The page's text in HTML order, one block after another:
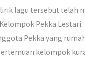
lagu tersebut telah
Pekka
Pekka yang
kelompok